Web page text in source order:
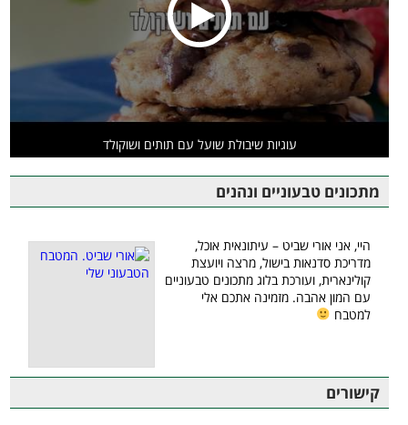
עוגיות שיבולת שועל עם תותים ושוקולד
מתכונים טבעוניים ונהנים
היי, אני אורי שביט – עיתונאית אוכל,
מדריכת סדנאות בישול, מרצה ויועצת
קולינארית, ועורכת בלוג מתכונים טבעוניים
עם המון אהבה. מזמינה אתכם אלי
למטבח
קישורים